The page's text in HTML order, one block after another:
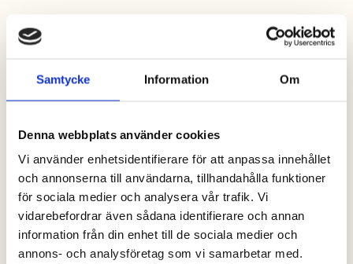
Samtycke Information Om
Denna webbplats använder cookies
Vi använder enhetsidentifierare för att anpassa innehållet
och annonserna till användarna, tillhandahålla funktioner
för sociala medier och analysera vår trafik. Vi
vidarebefordrar även sådana identifierare och annan
information från din enhet till de sociala medier och
annons- och analysföretag som vi samarbetar med.